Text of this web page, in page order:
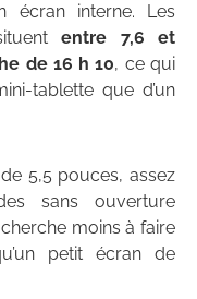
interne. Les
entre 7,6 et
de 16 h 10, ce qui
tablette que d’un
5,5 pouces, assez
sans ouverture
moins à faire
petit écran de